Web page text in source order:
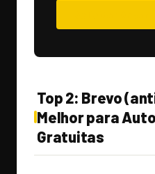
Top 2: Brevo
Melhor para
Gratuitas